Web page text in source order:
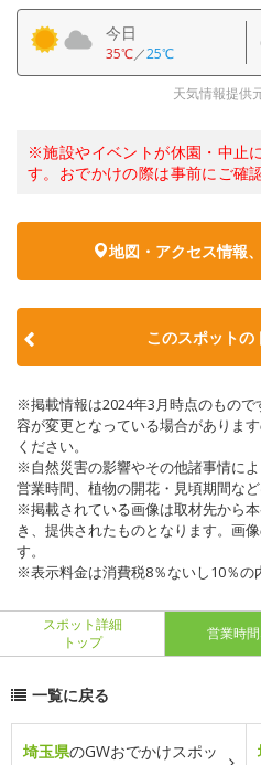
今日
35℃／25℃
天気情報提供
※施設やイベントが休園・中止
す。おでかけの際は事前にご確
地図・アクセス情報
このスポットの
※掲載情報は2024年3月時点のもの
容が変更となっている場合がありま
ください。
※自然災害の影響やその他諸事情に
営業時間、植物の開花・見頃期間な
※掲載されている画像は取材先から
き、提供されたものとなります。画
す。
※表示料金は消費税8％ないし10％の
スポット詳細
トップ
営業時
一覧に戻る
埼玉県のGWおでかけスポッ